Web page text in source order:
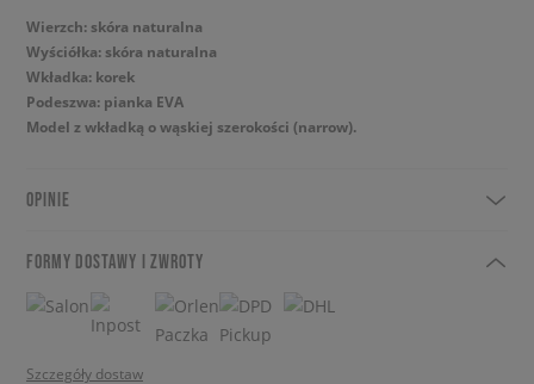
Wierzch: skóra naturalna
Wyściółka: skóra naturalna
Wkładka: korek
Podeszwa: pianka EVA
Model z wkładką o wąskiej szerokości (narrow).
OPINIE
FORMY DOSTAWY I ZWROTY
Szczegóły dostaw